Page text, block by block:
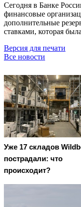
Сегодня в Банке
финансовые
дополнительные
ставками, которая
Версия для печати
Все новости
Уже 17 складов
пострадали: что
происходит?